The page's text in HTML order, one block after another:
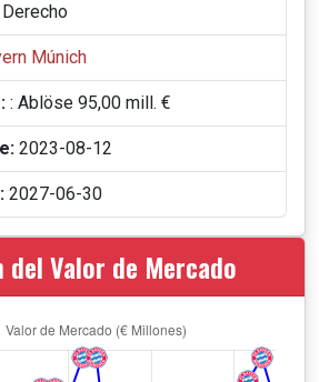
Derecho
Múnich
: Ablöse 95,00 mill. €
2023-08-12
2027-06-30
del Valor de Mercado